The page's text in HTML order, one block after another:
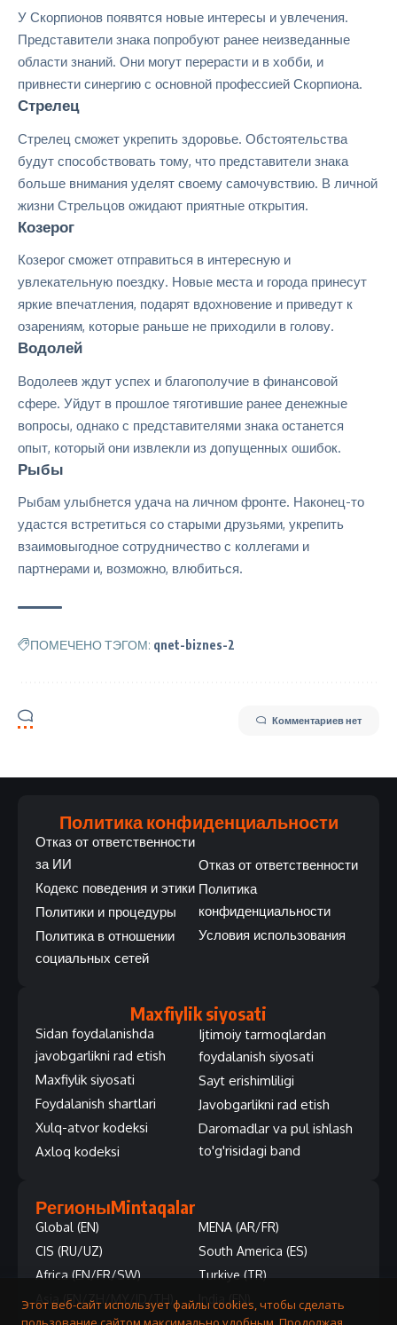
У Скорпионов появятся новые интересы и увлечения.
Представители знака попробуют ранее неизведанные
области знаний. Они могут перерасти и в хобби, и
привнести синергию с основной профессией Скорпиона.
Стрелец
Стрелец сможет укрепить здоровье. Обстоятельства
будут способствовать тому, что представители знака
больше внимания уделят своему самочувствию. В личной
жизни Стрельцов ожидают приятные открытия.
Козерог
Козерог сможет отправиться в интересную и
увлекательную поездку. Новые места и города принесут
яркие впечатления, подарят вдохновение и приведут к
озарениям, которые раньше не приходили в голову.
Водолей
Водолеев ждут успех и благополучие в финансовой
сфере. Уйдут в прошлое тяготившие ранее денежные
вопросы, однако с представителями знака останется
опыт, который они извлекли из допущенных ошибок.
Рыбы
Рыбам улыбнется удача на личном фронте. Наконец-то
удастся встретиться со старыми друзьями, укрепить
взаимовыгодное сотрудничество с коллегами и
партнерами и, возможно, влюбиться.
ПОМЕЧЕНО ТЭГОМ: qnet-biznes-2
Комментариев нет
Политика конфиденциальности
Отказ от ответственности
за ИИ
Кодекс поведения и этики
Политики и процедуры
Политика в отношении
социальных сетей
Отказ от ответственности
Политика
конфиденциальности
Условия использования
Maxfiylik siyosati
Sidan foydalanishda
javobgarlikni rad etish
Maxfiylik siyosati
Foydalanish shartlari
Xulq-atvor kodeksi
Axloq kodeksi
Ijtimoiy tarmoqlardan
foydalanish siyosati
Sayt erishimliligi
Javobgarlikni rad etish
Daromadlar va pul ishlash
to'g'risidagi band
РегионыMintaqalar
Global (EN)
CIS (RU/UZ)
Africa (EN/FR/SW)
Asia (EN/ZH/MY/ID/TH)
MENA (AR/FR)
South America (ES)
Turkiye (TR)
India (EN)
Этот веб-сайт использует файлы cookies, чтобы сделать